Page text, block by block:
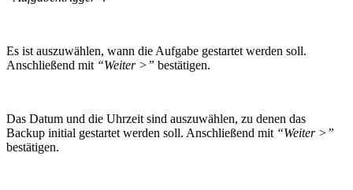
Es ist auszuwählen, wann die Aufgabe gestartet werden soll.
Anschließend mit “Weiter >” bestätigen.
Das Datum und die Uhrzeit sind auszuwählen, zu denen das
Backup initial gestartet werden soll. Anschließend mit “Weiter >”
bestätigen.